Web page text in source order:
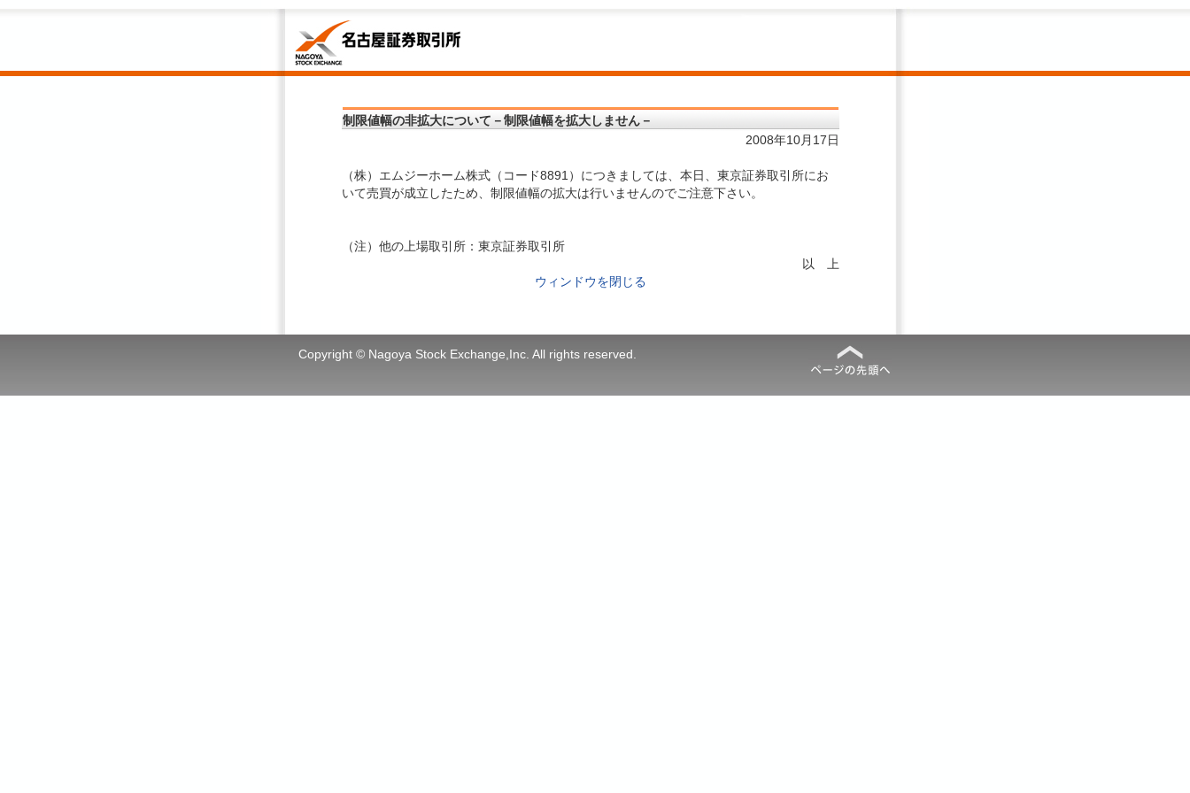
制限値幅の非拡大について－制限値幅を拡大しません－
2008年10月17日
（株）エムジーホーム株式（コード8891）につきましては、本日、東京証券取引所にお
いて売買が成立したため、制限値幅の拡大は行いませんのでご注意下さい。
（注）他の上場取引所：東京証券取引所
以 上
ウィンドウを閉じる
Copyright © Nagoya Stock Exchange,Inc. All rights reserved.